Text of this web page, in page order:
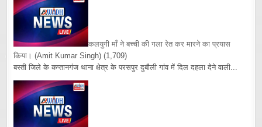
कलयुगी माँ ने बच्ची की गला रेत कर मारने का प्रयास
किया। (Amit Kumar Singh) (1,709)
बस्ती जिले के कप्तानगंज थाना क्षेत्र के परसपुर दुबौली गांव में दिल दहला देने वाली...